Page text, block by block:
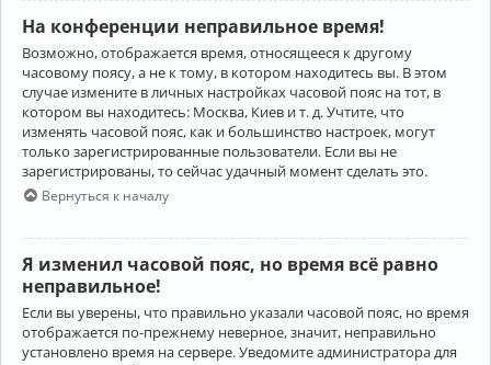
На конференции неправильное время!
Возможно, отображается время, относящееся к другому
часовому поясу, а не к тому, в котором находитесь вы. В этом
случае измените в личных настройках часовой пояс на тот, в
котором вы находитесь: Москва, Киев и т. д. Учтите, что
изменять часовой пояс, как и большинство настроек, могут
только зарегистрированные пользователи. Если вы не
зарегистрированы, то сейчас удачный момент сделать это.
Вернуться к началу
Я изменил часовой пояс, но время всё равно
неправильное!
Если вы уверены, что правильно указали часовой пояс, но время
отображается по-прежнему неверное, значит, неправильно
установлено время на сервере. Уведомите администратора для